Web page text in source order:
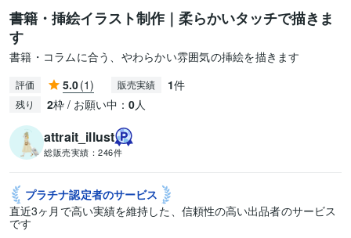
書籍・挿絵イラスト制作｜柔らかいタッチで描きま
す
書籍・コラムに合う、やわらかい雰囲気の挿絵を描きます
評価 5.0(1) 販売実績 1件
残り 2枠 / お願い中： 0人
attrait_illust
総販売実績： 246件
プラチナ認定者のサービス
直近3ヶ月で高い実績を維持した、信頼性の高い出品者のサービス
です